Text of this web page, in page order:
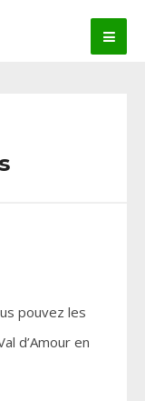
pouvez les
d’Amour en